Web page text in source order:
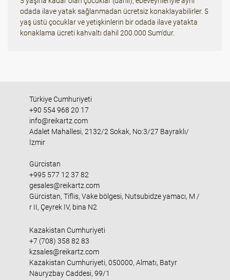
odada ilave yatak sağlanmadan ücretsiz konaklayabilirler. 5
yaş üstü çocuklar ve yetişkinlerin bir odada ilave yatakta
konaklama ücreti kahvaltı dahil 200.000 Sum'dur.
Türkiye Cumhuriyeti
+90 554 968 20 17
info@reikartz.com
Adalet Mahallesi, 2132/2 Sokak, No:3/27 Bayraklı/
İzmir
Gürcistan
+995 577 12 37 82
gesales@reikartz.com
Gürcistan, Tiflis, Vake bölgesi, Nutsubidze yamacı, M /
r II, Çeyrek IV, bina N2
Kazakistan Cumhuriyeti
+7 (708) 358 82 83
kzsales@reikartz.com
Kazakistan Cumhuriyeti, 050000, Almatı, Batyr
Nauryzbay Caddesi, 99/1